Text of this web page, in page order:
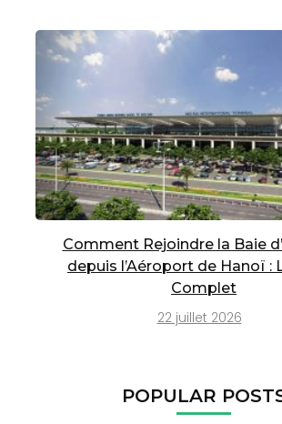
Comment Rejoindre la Baie
depuis l’Aéroport de Hanoï :
Complet
22 juillet 2026
POPULAR